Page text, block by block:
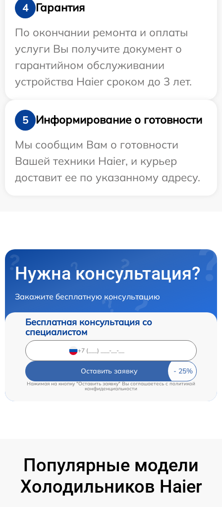
4
Гарантия
По окончании ремонта и оплаты
услуги Вы получите документ о
гарантийном обслуживании
устройства Haier сроком до 3 лет.
5
Информирование о готовности
Мы сообщим Вам о готовности
Вашей техники Haier, и курьер
доставит ее по указанному адресу.
Нужна консультация?
Закажите бесплатную консультацию
Бесплатная консультация со
специалистом
Оставить заявку
Нажимая на кнопку "Оставить заявку" Вы соглашаетесь cполитикой
конфиденциальности
Популярные модели
Холодильников Haier